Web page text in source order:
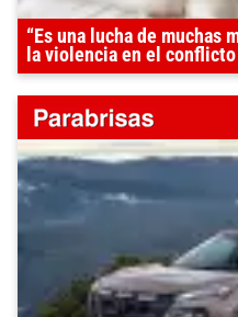
“Es una lucha de muchas
la violencia en el